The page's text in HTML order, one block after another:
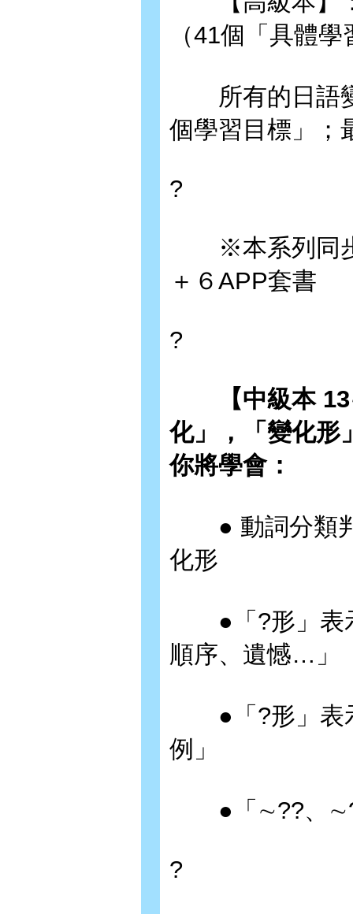
（41個「具體
所有的日語變
個學習目標」；
?
※本系列同步
＋６APP套書
?
【中級本
化」，「變化形
你將學會：
● 動詞分類判
化形
●「?形」表示
順序、遺憾…」
●「?形」表示
例」
●「∼??、
?